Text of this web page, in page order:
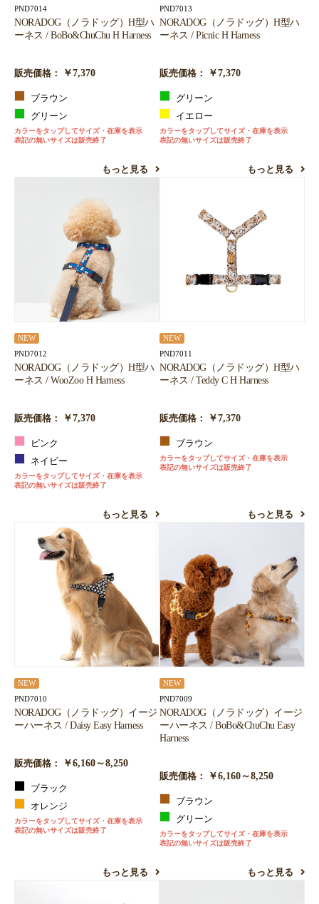
PND7014
NORADOG（ノラドッグ）H型ハ
ーネス / BoBo&ChuChu H Harness
販売価格： ￥7,370
ブラウン
グリーン
カラーをタップしてサイズ・在庫を表示
表記の無いサイズは販売終了
もっと見る
PND7013
NORADOG（ノラドッグ）H型ハ
ーネス / Picnic H Harness
販売価格： ￥7,370
グリーン
イエロー
カラーをタップしてサイズ・在庫を表示
表記の無いサイズは販売終了
もっと見る
NEW
PND7012
NORADOG（ノラドッグ）H型ハ
ーネス / WooZoo H Harness
販売価格： ￥7,370
ピンク
ネイビー
カラーをタップしてサイズ・在庫を表示
表記の無いサイズは販売終了
もっと見る
NEW
PND7011
NORADOG（ノラドッグ）H型ハ
ーネス / Teddy C H Harness
販売価格： ￥7,370
ブラウン
カラーをタップしてサイズ・在庫を表示
表記の無いサイズは販売終了
もっと見る
NEW
PND7010
NORADOG（ノラドッグ）イージ
ーハーネス / Daisy Easy Harness
販売価格： ￥6,160～8,250
ブラック
オレンジ
カラーをタップしてサイズ・在庫を表示
表記の無いサイズは販売終了
もっと見る
NEW
PND7009
NORADOG（ノラドッグ）イージ
ーハーネス / BoBo&ChuChu Easy
Harness
販売価格： ￥6,160～8,250
ブラウン
グリーン
カラーをタップしてサイズ・在庫を表示
表記の無いサイズは販売終了
もっと見る